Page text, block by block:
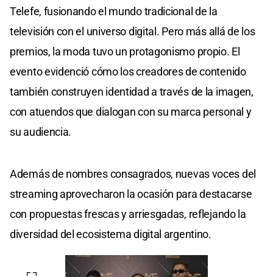
Telefe, fusionando el mundo tradicional de la
televisión con el universo digital. Pero más allá de los
premios, la moda tuvo un protagonismo propio. El
evento evidenció cómo los creadores de contenido
también construyen identidad a través de la imagen,
con atuendos que dialogan con su marca personal y
su audiencia.
Además de nombres consagrados, nuevas voces del
streaming aprovecharon la ocasión para destacarse
con propuestas frescas y arriesgadas, reflejando la
diversidad del ecosistema digital argentino.